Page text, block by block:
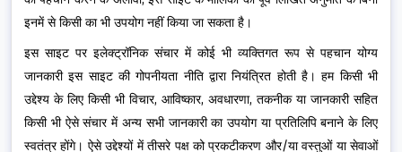
इनमें से किसी का भी उपयोग नहीं किया जा सकता है।
इस साइट पर इलेक्ट्रॉनिक संचार में कोई भी व्यक्तिगत रूप से पहचान योग्य
जानकारी इस साइट की गोपनीयता नीति द्वारा नियंत्रित होती है। हम किसी भी
उद्देश्य के लिए किसी भी विचार, आविष्कार, अवधारणा, तकनीक या जानकारी सहित
किसी भी ऐसे संचार में अन्य सभी जानकारी का उपयोग या प्रतिलिपि बनाने के लिए
स्वतंत्र होंगे। ऐसे उद्देश्यों में तीसरे पक्ष को प्रकटीकरण और/या वस्तुओं या सेवाओं